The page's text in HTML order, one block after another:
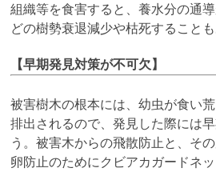
組織等を食害すると、養水分の通
どの樹勢衰退減少や枯死することも
【早期発見対策が不可欠】
被害樹木の根本には、幼虫が食い
排出されるので、発見した際には
う。被害木からの飛散防止と、そ
卵防止のためにクビアカガードネ